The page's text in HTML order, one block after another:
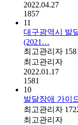
2022.04.27
1857
11
대구광역시 발
(2021…
최고관리자
최고관리자
2022.01.17
1581
10
발달장애 가이
최고관리자
최고관리자